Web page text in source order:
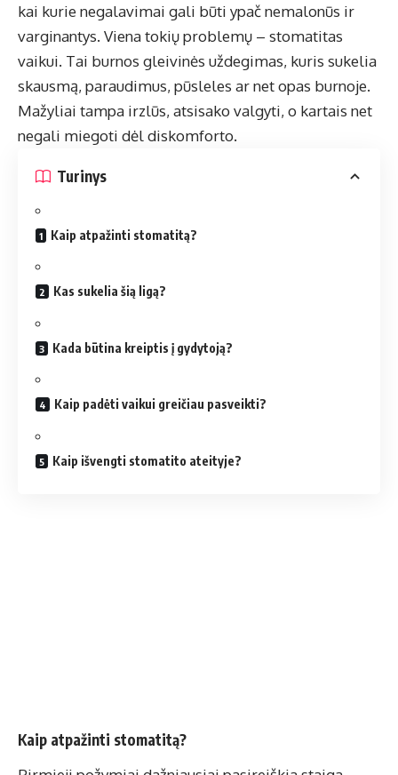
kai kurie negalavimai gali būti ypač nemalonūs ir
varginantys. Viena tokių problemų – stomatitas
vaikui. Tai burnos gleivinės uždegimas, kuris sukelia
skausmą, paraudimus, pūsleles ar net opas burnoje.
Mažyliai tampa irzlūs, atsisako valgyti, o kartais net
negali miegoti dėl diskomforto.
Turinys
Kaip atpažinti stomatitą?
Kas sukelia šią ligą?
Kada būtina kreiptis į gydytoją?
Kaip padėti vaikui greičiau pasveikti?
Kaip išvengti stomatito ateityje?
Kaip atpažinti stomatitą?